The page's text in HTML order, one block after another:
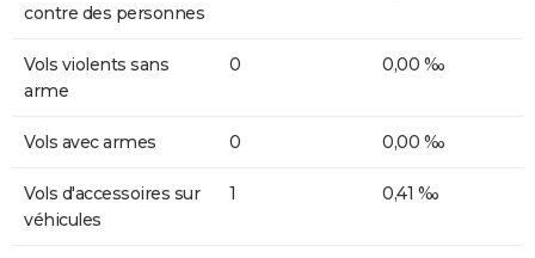
contre des personnes
Vols violents sans
arme
0 0,00 ‰
Vols avec armes 0 0,00 ‰
Vols d'accessoires sur
véhicules
1 0,41 ‰